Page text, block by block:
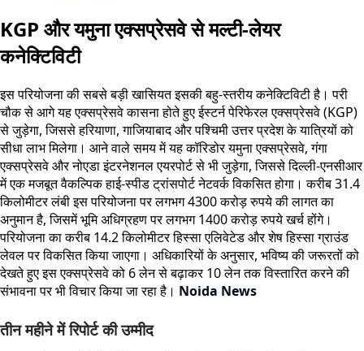
KGP और यमुना एक्सप्रेसवे से मल्टी-लेयर
कनेक्टिविटी
इस परियोजना की सबसे बड़ी खासियत इसकी बहु-स्तरीय कनेक्टिविटी है। परी
चौक से आगे यह एक्सप्रेसवे कासना होते हुए ईस्टर्न पेरिफेरल एक्सप्रेसवे (KGP)
से जुड़ेगा, जिससे हरियाणा, गाजियाबाद और पश्चिमी उत्तर प्रदेश के यात्रियों को
सीधा लाभ मिलेगा। आने वाले समय में यह कॉरिडोर यमुना एक्सप्रेसवे, गंगा
एक्सप्रेसवे और नोएडा इंटरनेशनल एयरपोर्ट से भी जुड़ेगा, जिससे दिल्ली-एनसीआर
में एक मजबूत वैकल्पिक हाई-स्पीड ट्रांसपोर्ट नेटवर्क विकसित होगा। करीब 31.4
किलोमीटर लंबी इस परियोजना पर लगभग 4300 करोड़ रुपये की लागत का
अनुमान है, जिसमें भूमि अधिग्रहण पर लगभग 1400 करोड़ रुपये खर्च होंगे।
परियोजना का करीब 14.2 किलोमीटर हिस्सा एलिवेटेड और शेष हिस्सा ग्राउंड
लेवल पर विकसित किया जाएगा। अधिकारियों के अनुसार, भविष्य की जरूरतों को
देखते हुए इस एक्सप्रेसवे को 6 लेन से बढ़ाकर 10 लेन तक विस्तारित करने की
संभावना पर भी विचार किया जा रहा है। Noida News
तीन महीने में रिपोर्ट की उम्मीद